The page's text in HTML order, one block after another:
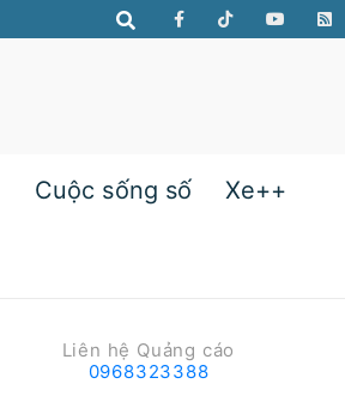
Cuộc sống số Xe++
Liên hệ Quảng cáo
0968323388